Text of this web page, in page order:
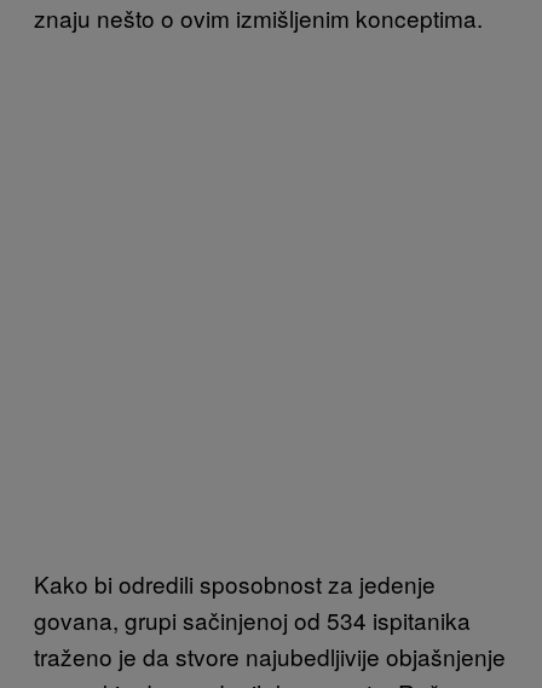
znaju nešto o ovim izmišljenim konceptima.
Kako bi odredili sposobnost za jedenje
govana, grupi sačinjenoj od 534 ispitanika
traženo je da stvore najubedljivije objašnjenje